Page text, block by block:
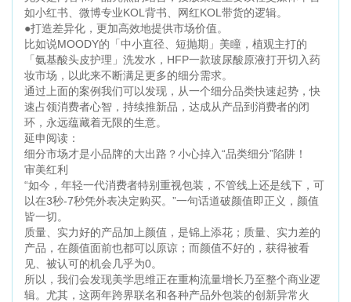
如小红书、微博专业KOL背书、网红KOL带货的逻辑。
●打造差异化，更加高效地提供市场价值。
比如说MOODY的「中小直径、短抛期」美瞳，植观主打的
「氨基酸头皮护理」洗发水，HFP一款玻尿酸原液打开切入药
妆市场，以此来不断满足更多的细分需求。
通过上面的案例我们可以发现，从一个细分品类快速起势，快
速占领消费者心智，持续推新品，达成从产品到消费者的闭
环，永远蕴藏着无限的生意。
延申阅读：
细分市场才是小品牌的大出路？小心掉入“品类细分”陷阱！
审美红利
“如今，年轻一代消费者特别重视包装，不管线上还是线下，可
以在3秒-7秒凭外表决定购买。”一句话道破颜值即正义，颜值
皆一切。
质量、实力好的产品加上颜值，是锦上添花；质量、实力差的
产品，在颜值面前也都可以原谅；而颜值不好的，获得被看
见、被认可的机会几乎为0。
所以，我们会发现美学思维正在重构流量增长乃至整个商业逻
辑。尤其，这两年跨界联名和各种产品外包装的创新异常火